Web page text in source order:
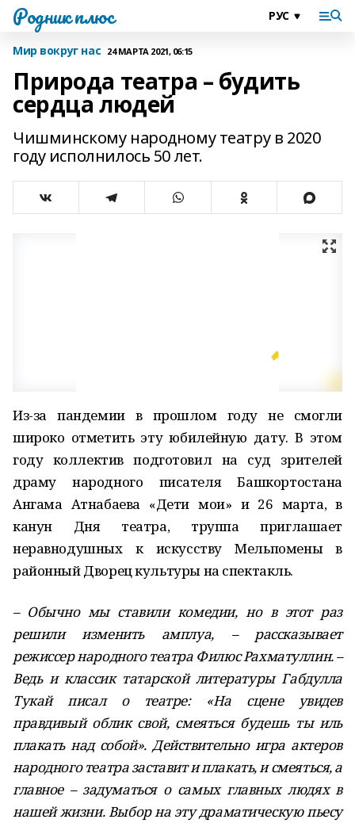
Родник плюс
Мир вокруг нас 24 МАРТА 2021, 06:15
Природа театра – будить
сердца людей
Чишминскому народному театру в 2020
году исполнилось 50 лет.
Из-за пандемии в прошлом году не смогли
широко отметить эту юбилейную дату. В этом
году коллектив подготовил на суд зрителей
драму народного писателя Башкортостана
Ангама Атнабаева «Дети мои» и 26 марта, в
канун Дня театра, труппа приглашает
неравнодушных к искусству Мельпомены в
районный Дворец культуры на спектакль.
– Обычно мы ставили комедии, но в этот раз
решили изменить амплуа, – рассказывает
режиссер народного театра Филюс Рахматуллин. –
Ведь и классик татарской литературы Габдулла
Тукай писал о театре: «На сцене увидев
правдивый облик свой, смеяться будешь ты иль
плакать над собой». Действительно игра актеров
народного театра заставит и плакать, и смеяться, а
главное – задуматься о самых главных людях в
нашей жизни. Выбор на эту драматическую пьесу